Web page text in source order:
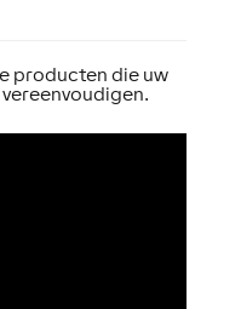
producten die uw